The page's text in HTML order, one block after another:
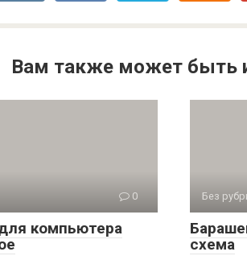
Вам также может быть
0
компьютера
Без
схема